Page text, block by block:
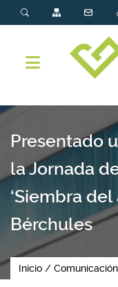
Presentado
la Jornada
‘Siembra
Bérchules
Inicio Comunicación